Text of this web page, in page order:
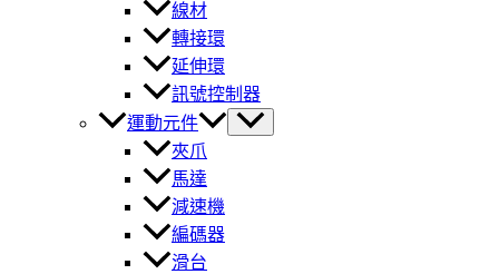
線材
轉接環
延伸環
訊號控制器
運動元件
夾爪
馬達
減速機
編碼器
滑台